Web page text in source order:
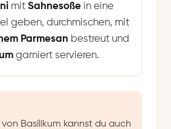
mit Sahnesoße in eine
geben, durchmischen, mit
Parmesan bestreut und
garniert servieren.
von Basilikum kannst du auch